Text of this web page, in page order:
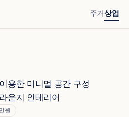
주거상업
용한 미니멀 공간 구성
운지 인테리어
원